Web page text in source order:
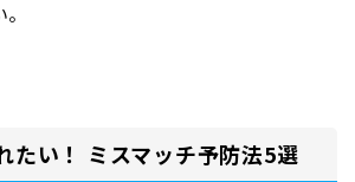
たい！ ミスマッチ予防法5選